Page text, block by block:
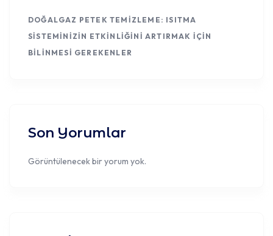
DOĞALGAZ PETEK TEMIZLEME: ISITMA
SISTEMINIZIN ETKINLIĞINI ARTIRMAK İÇIN
BILINMESI GEREKENLER
Son Yorumlar
Görüntülenecek bir yorum yok.